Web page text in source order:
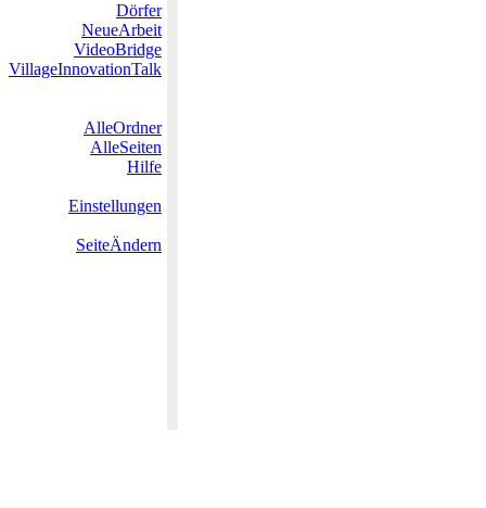
Dörfer
NeueArbeit
VideoBridge
VillageInnovationTalk
AlleOrdner
AlleSeiten
Hilfe
Einstellungen
SeiteÄndern